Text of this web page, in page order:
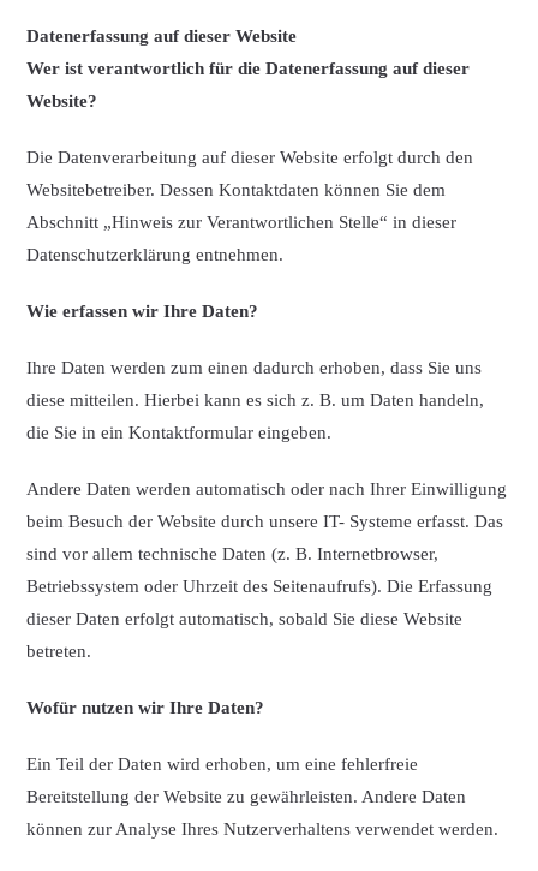
Datenerfassung auf dieser Website
Wer ist verantwortlich für die Datenerfassung auf dieser
Website?
Die Datenverarbeitung auf dieser Website erfolgt durch den
Websitebetreiber. Dessen Kontaktdaten können Sie dem
Abschnitt „Hinweis zur Verantwortlichen Stelle“ in dieser
Datenschutzerklärung entnehmen.
Wie erfassen wir Ihre Daten?
Ihre Daten werden zum einen dadurch erhoben, dass Sie uns
diese mitteilen. Hierbei kann es sich z. B. um Daten handeln,
die Sie in ein Kontaktformular eingeben.
Andere Daten werden automatisch oder nach Ihrer Einwilligung
beim Besuch der Website durch unsere IT- Systeme erfasst. Das
sind vor allem technische Daten (z. B. Internetbrowser,
Betriebssystem oder Uhrzeit des Seitenaufrufs). Die Erfassung
dieser Daten erfolgt automatisch, sobald Sie diese Website
betreten.
Wofür nutzen wir Ihre Daten?
Ein Teil der Daten wird erhoben, um eine fehlerfreie
Bereitstellung der Website zu gewährleisten. Andere Daten
können zur Analyse Ihres Nutzerverhaltens verwendet werden.